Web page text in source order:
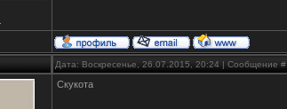
Дата: Воскресенье, 26.07.2015, 20:24 | Сообщение #
Скукота